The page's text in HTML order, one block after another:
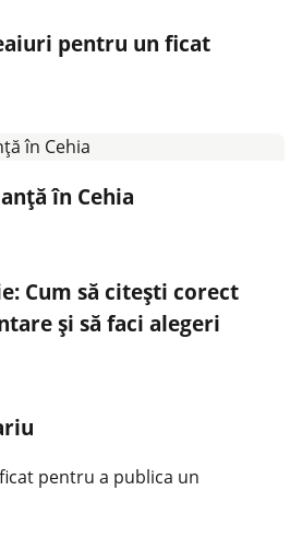
pentru un ficat
în Cehia
Cum să citești corect
și să faci alegeri
pentru a publica un